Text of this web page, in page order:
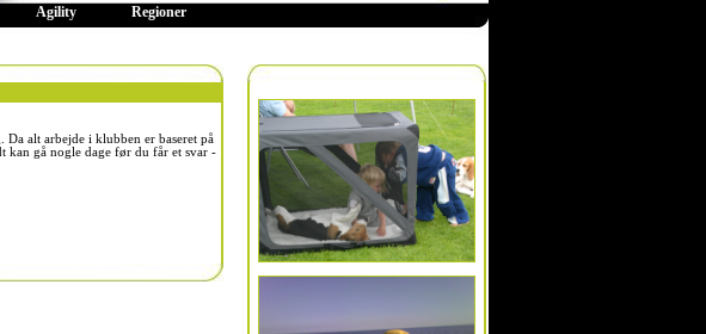
Agility Regioner
alt arbejde i klubben er baseret på
kan gå nogle dage før du får et svar -